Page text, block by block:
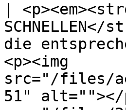
|
die
<p><img
src="/files/
51" alt=""></